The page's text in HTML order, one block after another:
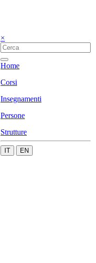
×
Home
Corsi
Insegnamenti
Persone
Strutture
IT EN